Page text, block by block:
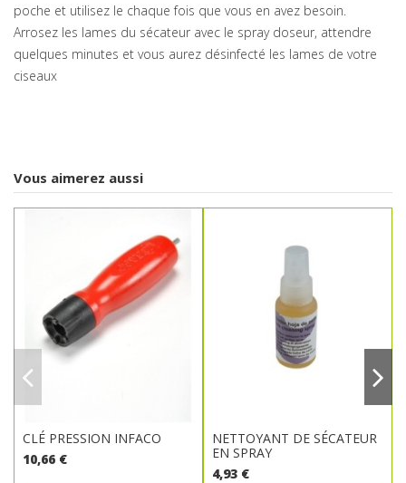
poche et utilisez le chaque fois que vous en avez besoin.
Arrosez les lames du sécateur avec le spray doseur, attendre
quelques minutes et vous aurez désinfecté les lames de votre
ciseaux
Vous aimerez aussi
CLÉ PRESSION INFACO
10,66 €
NETTOYANT DE SÉCATEUR
EN SPRAY
4,93 €